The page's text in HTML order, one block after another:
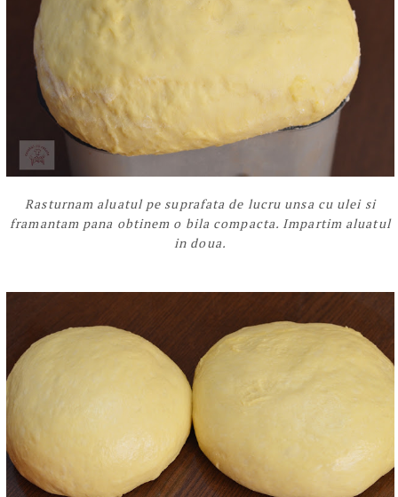
Rasturnam aluatul pe suprafata de lucru unsa cu ulei si
framantam pana obtinem o bila compacta. Impartim aluatul
in doua.